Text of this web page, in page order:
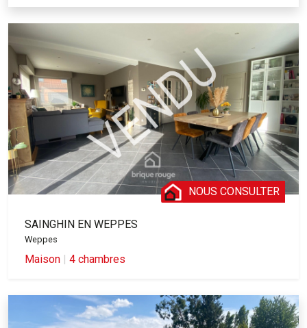
NOUS CONSULTER
SAINGHIN EN WEPPES
Weppes
Maison | 4 chambres